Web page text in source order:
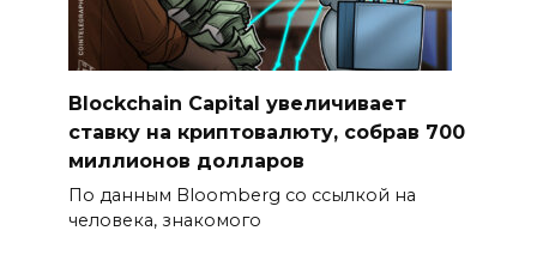
Blockchain Capital увеличивает
ставку на криптовалюту, собрав 700
миллионов долларов
По данным Bloomberg со ссылкой на
человека, знакомого